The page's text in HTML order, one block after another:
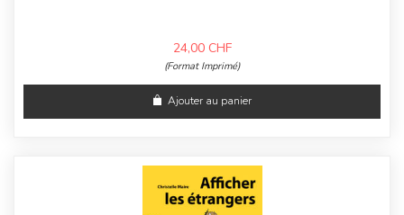
24,00 CHF
(Format Imprimé)
Ajouter au panier